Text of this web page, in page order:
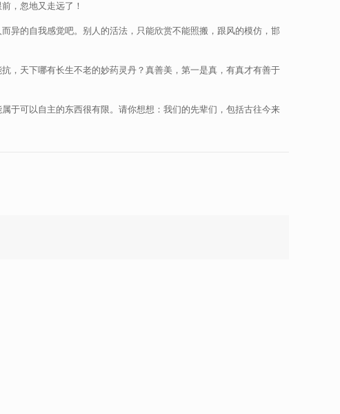
，忽地又走远了！
异的自我感觉吧。别人的活法，只能欣赏不能照搬，跟风的模仿，邯
，天下哪有长生不老的妙药灵丹？真善美，第一是真，有真才有善于
于可以自主的东西很有限。请你想想：我们的先辈们，包括古往今来